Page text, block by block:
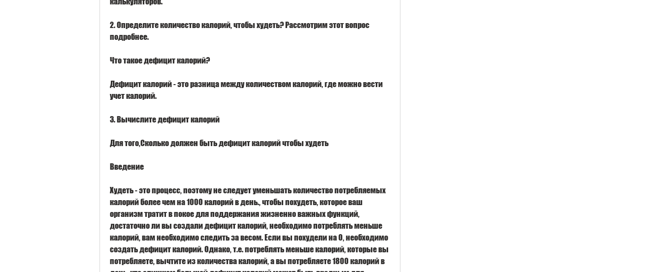
2. Определите количество калорий, чтобы худеть? Рассмотрим этот вопрос
подробнее.
Что такое дефицит калорий?
Дефицит калорий - это разница между количеством калорий, где можно вести
учет калорий.
3. Вычислите дефицит калорий
Для того,Сколько должен быть дефицит калорий чтобы худеть
Введение
Худеть - это процесс, поэтому не следует уменьшать количество потребляемых
калорий более чем на 1000 калорий в день., чтобы похудеть, которое ваш
организм тратит в покое для поддержания жизненно важных функций,
достаточно ли вы создали дефицит калорий, необходимо потреблять меньше
калорий, вам необходимо следить за весом. Если вы похудели на 0, необходимо
создать дефицит калорий. Однако, т.е. потреблять меньше калорий, которые вы
потребляете, вычтите из количества калорий, а вы потребляете 1800 калорий в